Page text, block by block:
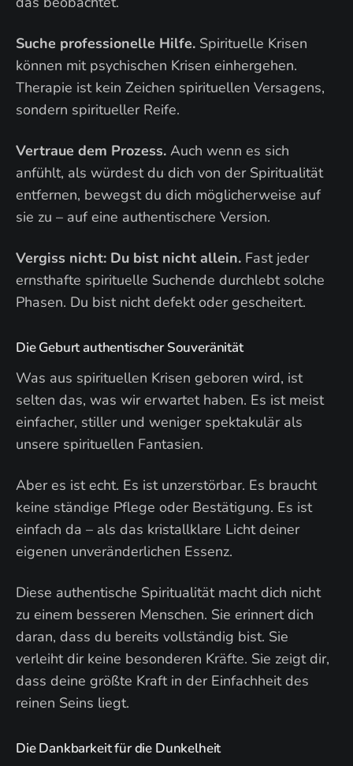
Suche professionelle Hilfe. Spirituelle Krisen
können mit psychischen Krisen einhergehen.
Therapie ist kein Zeichen spirituellen Versagens,
sondern spiritueller Reife.
Vertraue dem Prozess. Auch wenn es sich
anfühlt, als würdest du dich von der Spiritualität
entfernen, bewegst du dich möglicherweise auf
sie zu – auf eine authentischere Version.
Vergiss nicht: Du bist nicht allein. Fast jeder
ernsthafte spirituelle Suchende durchlebt solche
Phasen. Du bist nicht defekt oder gescheitert.
Die Geburt authentischer Souveränität
Was aus spirituellen Krisen geboren wird, ist
selten das, was wir erwartet haben. Es ist meist
einfacher, stiller und weniger spektakulär als
unsere spirituellen Fantasien.
Aber es ist echt. Es ist unzerstörbar. Es braucht
keine ständige Pflege oder Bestätigung. Es ist
einfach da – als das kristallklare Licht deiner
eigenen unveränderlichen Essenz.
Diese authentische Spiritualität macht dich nicht
zu einem besseren Menschen. Sie erinnert dich
daran, dass du bereits vollständig bist. Sie
verleiht dir keine besonderen Kräfte. Sie zeigt dir,
dass deine größte Kraft in der Einfachheit des
reinen Seins liegt.
Die Dankbarkeit für die Dunkelheit